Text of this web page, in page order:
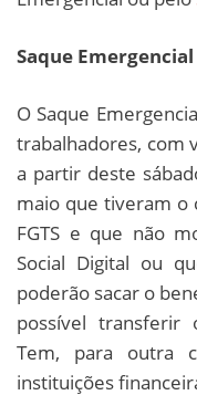
Saque Emergencial
O Saque
trabalhadores, com
a partir deste
maio que tiveram o
FGTS e que não
Social Digital ou
poderão sacar o
possível transferir
Tem, para outra
instituições